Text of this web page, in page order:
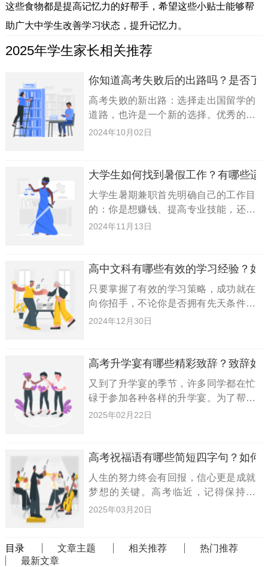
这些食物都是提高记忆力的好帮手，希望这些小贴士能够帮
助广大中学生改善学习状态，提升记忆力。
2025年学生家长相关推荐
你知道高考失败后的出路吗？是否了
高考失败的新出路：选择走出国留学的
道路，也许是一个新的选择。优秀的考
生可以考虑在国际上享有声誉的大学深
加拿大等国家排名前50位的院
2024年10月02日
大学生如何找到暑假工作？有哪些适
大学生暑期兼职首先明确自己的工作目
的：你是想赚钱、提高专业技能，还是
锻炼为人处世能力呢?想简简单单赚钱
世能力可选择推销员。大学生暑期
2024年11月13日
高中文科有哪些有效的学习经验？如
只要掌握了有效的学习策略，成功就在
向你招手，不论你是否拥有先天条件！
高中的科目学习都有其独特的方法和技
家参考。政治学科的学习策略：首
2024年12月30日
高考升学宴有哪些精彩致辞？致辞如
又到了升学宴的季节，许多同学都在忙
碌于参加各种各样的升学宴。为了帮助
大家更好地准备，特意整理了一些高考
亲爱的朋友们：大家好！今天，大
2025年02月22日
高考祝福语有哪些简短四字句？如何
人生的努力终会有回报，信心更是成就
梦想的关键。高考临近，记得保持微
笑，放松心情。保持良好的作息，避免
备的简短四字高考祝福语，希望能为
2025年03月20日
目录 文章主题 相关推荐
热门推荐
最新文章